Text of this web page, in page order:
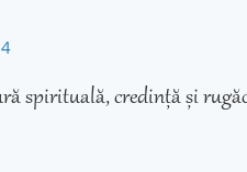
spirituală, credință și